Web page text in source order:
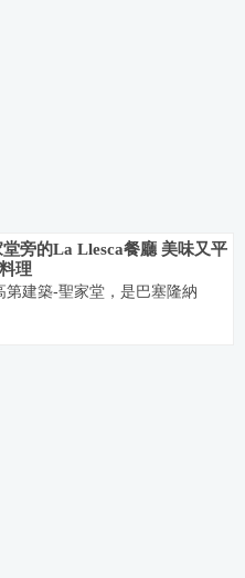
堂旁的La Llesca餐廳 美味又平
理
第建築-聖家堂，是巴塞隆納